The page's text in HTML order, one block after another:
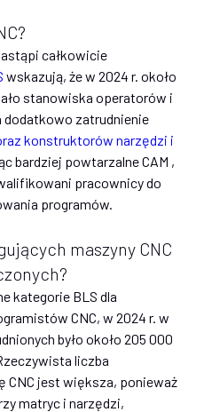
całkowicie
wskazują, że w 2024 r. około
stanowiska operatorów i
dodatkowo zatrudnienie
konstruktorów narzędzi i
bardziej powtarzalne CAM ,
pracownicy do
programów.
maszyny CNC
kategorie BLS dla
CNC, w 2024 r. w
było około 205 000
liczba
CNC jest większa, ponieważ
matryc i narzędzi,